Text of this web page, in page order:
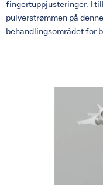
fingertuppjusteringer. I
pulverstrømmen på
behandlingsområdet for